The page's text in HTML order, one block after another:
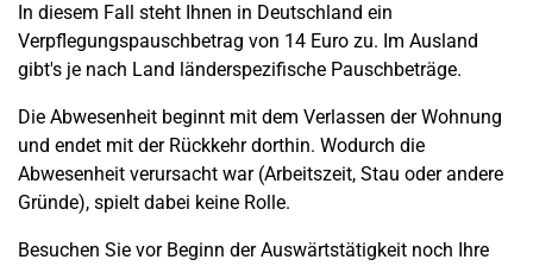
In diesem Fall steht Ihnen in Deutschland ein
Verpflegungspauschbetrag von 14 Euro zu. Im Ausland
gibt's je nach Land länderspezifische Pauschbeträge.
Die Abwesenheit beginnt mit dem Verlassen der Wohnung
und endet mit der Rückkehr dorthin. Wodurch die
Abwesenheit verursacht war (Arbeitszeit, Stau oder andere
Gründe), spielt dabei keine Rolle.
Besuchen Sie vor Beginn der Auswärtstätigkeit noch Ihre